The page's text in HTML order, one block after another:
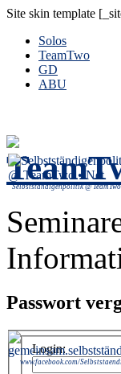
Site skin template
Solos
TeamTwo
GD
ABU
Selbstständigenpolitik @ TeamTwo
www.facebook.com/
Passwort
Login: